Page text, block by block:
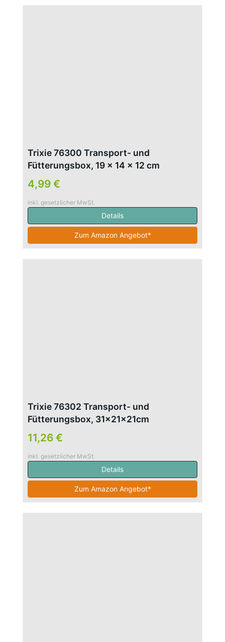
Trixie 76300 Transport- und
Fütterungsbox, 19 × 14 × 12 cm
4,99 €
inkl. gesetzlicher MwSt.
Details
Zum Amazon Angebot*
Trixie 76302 Transport- und
Fütterungsbox, 31×21×21cm
11,26 €
inkl. gesetzlicher MwSt.
Details
Zum Amazon Angebot*